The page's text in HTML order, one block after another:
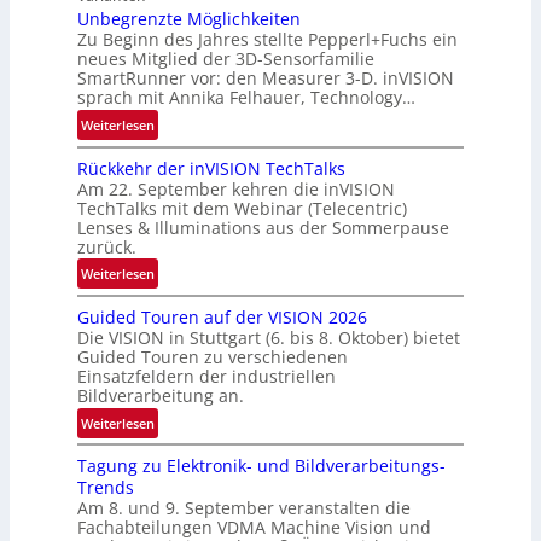
u
n
d
e
s
‘
Unbegrenzte Möglichkeiten
Zu Beginn des Jahres stellte Pepperl+Fuchs ein
neues Mitglied der 3D-Sensorfamilie
SmartRunner vor: den Measurer 3-D. inVISION
sprach mit Annika Felhauer, Technology…
Weiterlesen:
U
n
b
e
g
r
e
z
t
e
M
ö
g
l
c
h
Rückkehr der inVISION TechTalks
Am 22. September kehren die inVISION
TechTalks mit dem Webinar (Telecentric)
Lenses & Illuminations aus der Sommerpause
zurück.
Weiterlesen:
R
ü
c
k
k
e
h
e
r
Guided Touren auf der VISION 2026
Die VISION in Stuttgart (6. bis 8. Oktober) bietet
Guided Touren zu verschiedenen
Einsatzfeldern der industriellen
Bildverarbeitung an.
Weiterlesen:
G
u
d
e
Tagung zu Elektronik- und Bildverarbeitungs-
Trends
Am 8. und 9. September veranstalten die
Fachabteilungen VDMA Machine Vision und